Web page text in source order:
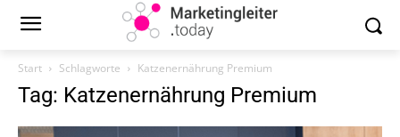
Start Schlagworte Katzenernährung Premium
Tag: Katzenernährung Premium